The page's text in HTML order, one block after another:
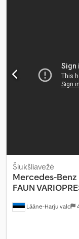
Lääne-Harju vald
Šiukšliavežė
Mercedes-Benz
FAUN